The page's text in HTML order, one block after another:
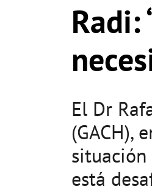
El Dr
(GACH),
situación
está